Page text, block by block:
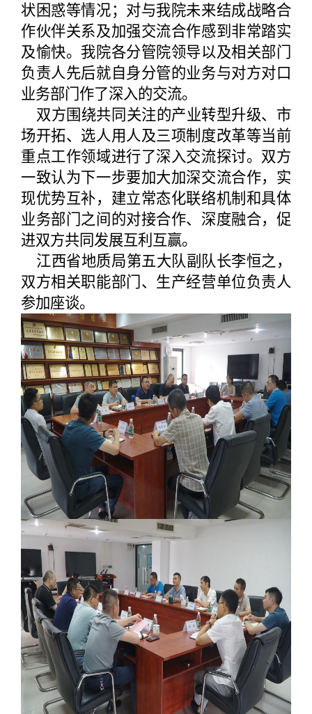
状困惑等情况；对与我院未来结成战略合
作伙伴关系及加强交流合作感到非常踏实
及愉快。我院各分管院领导以及相关部门
负责人先后就自身分管的业务与对方对口
业务部门作了深入的交流。
双方围绕共同关注的产业转型升级、市
场开拓、选人用人及三项制度改革等当前
重点工作领域进行了深入交流探讨。双方
一致认为下一步要加大加深交流合作，实
现优势互补，建立常态化联络机制和具体
业务部门之间的对接合作、深度融合，促
进双方共同发展互利互赢。
江西省地质局第五大队副队长李恒之，
双方相关职能部门、生产经营单位负责人
参加座谈。